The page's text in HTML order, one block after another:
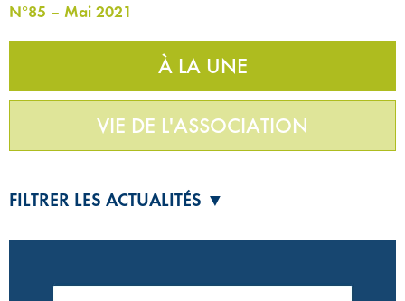
N°85 – Mai 2021
À LA UNE
VIE DE L'ASSOCIATION
FILTRER LES ACTUALITÉS ▼